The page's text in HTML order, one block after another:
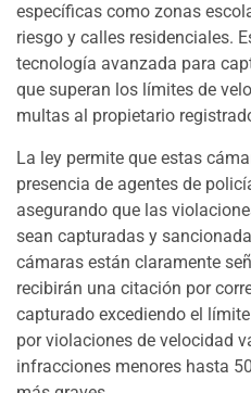
específicas como zonas
riesgo y calles residenciales.
tecnología avanzada para
que superan los límites de
multas al propietario
La ley permite que estas
presencia de agentes de
asegurando que las
sean capturadas y
cámaras están claramente
recibirán una citación por
capturado excediendo el
por violaciones de velocidad
infracciones menores hasta